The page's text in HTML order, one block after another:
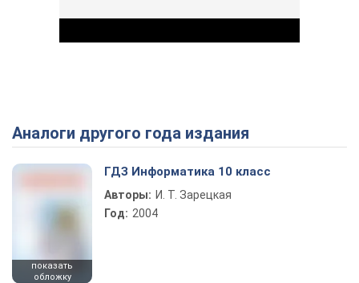
Play Video
Аналоги другого года издания
показать
обложку
ГДЗ Информатика 10 класс
Авторы: И. Т. Зарецкая
Год: 2004